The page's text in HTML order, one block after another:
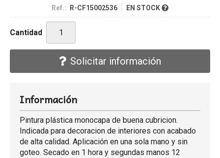
Ref.: R-CF15002536 EN STOCK
Cantidad
Solicitar información
Información
Pintura plástica monocapa de buena cubricion.
Indicada para decoracion de interiores con acabado
de alta calidad. Aplicación en una sola mano y sin
goteo. Secado en 1 hora y segundas manos 12